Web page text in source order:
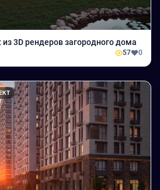
3D рендеров загородного дома
57 0